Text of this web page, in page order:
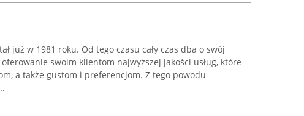
już w 1981 roku. Od tego czasu cały czas dba o swój
oferowanie swoim klientom najwyższej jakości usług, które
a także gustom i preferencjom. Z tego powodu